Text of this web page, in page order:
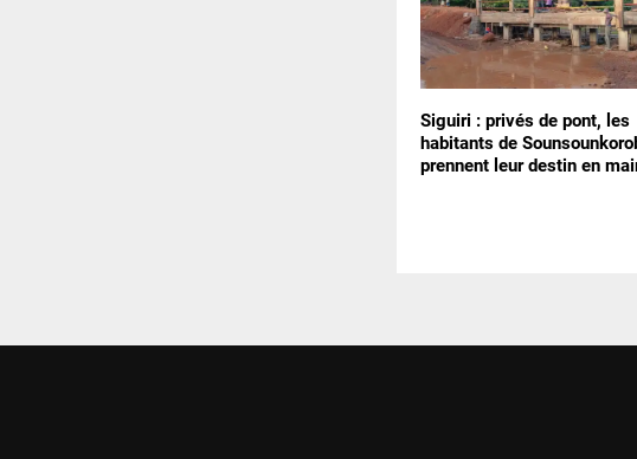
Siguiri : privés de pont, les
habitants de
prennent leur destin en